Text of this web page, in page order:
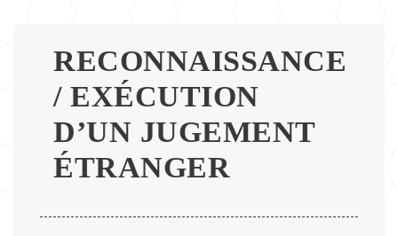
PUBLICATIONS
BULLETINS
D’ALERTE
RECONNAISSANCE
/ EXÉCUTION
D’UN JUGEMENT
ÉTRANGER